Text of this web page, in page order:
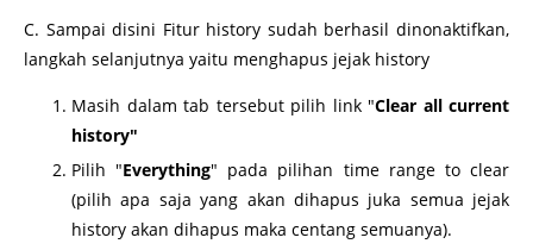
C. Sampai disini Fitur history sudah berhasil dinonaktifkan,
langkah selanjutnya yaitu menghapus jejak history
Masih dalam tab tersebut pilih link "Clear all current
history"
Pilih "Everything" pada pilihan time range to clear
(pilih apa saja yang akan dihapus juka semua jejak
history akan dihapus maka centang semuanya).